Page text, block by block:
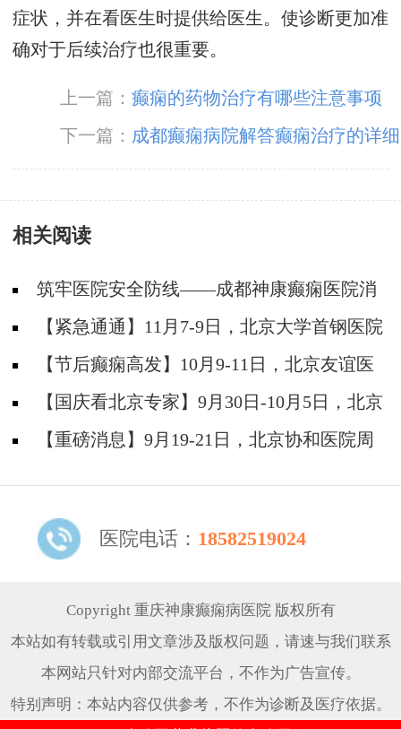
症状，并在看医生时提供给医生。使诊断更加准
确对于后续治疗也很重要。
上一篇：癫痫的药物治疗有哪些注意事项
下一篇： 成都癫痫病院解答癫痫治疗的详细
费用
相关阅读
筑牢医院安全防线——成都神康癫痫医院消
防安全培训纪实
【紧急通通】11月7-9日，北京大学首钢医院
神经内科胡颖教授亲临成都会诊，破解癫痫疑难
【节后癫痫高发】10月9-11日，北京友谊医
院陈葵博士免费会诊+治疗援助，破解癫痫难
题！
【国庆看北京专家】9月30日-10月5日，北京
天坛&首钢医院两大专家蓉城亲诊+癫痫大额救
【重磅消息】9月19-21日，北京协和医院周
线！
医院电话： 18582519024
Copyright 重庆神康癫痫病医院 版权所有
本站如有转载或引用文章涉及版权问题，请速与我们联系
本网站只针对内部交流平台，不作为广告宣传。
特别声明：本站内容仅供参考，不作为诊断及医疗依据。